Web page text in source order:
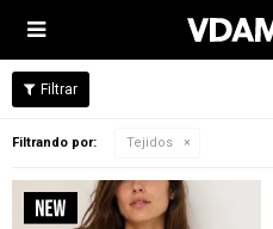

Filtrando por: Tejidos